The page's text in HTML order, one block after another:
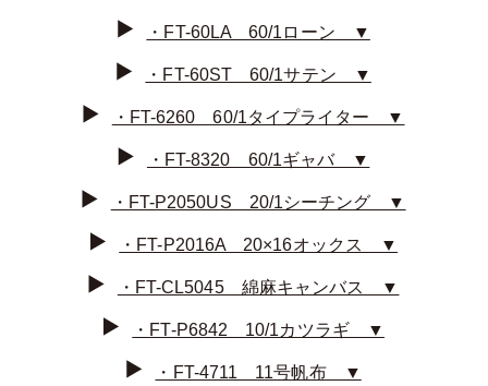
・FT-60LA 60/1ローン ▼
・FT-60ST 60/1サテン ▼
・FT-6260 60/1タイプライター ▼
・FT-8320 60/1ギャバ ▼
・FT-P2050US 20/1シーチング ▼
・FT-P2016A 20×16オックス ▼
・FT-CL5045 綿麻キャンバス ▼
・FT-P6842 10/1カツラギ ▼
・FT-4711 11号帆布 ▼